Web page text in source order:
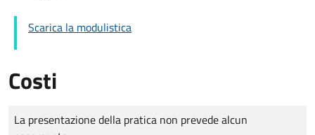
Scarica la modulistica
Costi
Tipo di pagamento
Importo
La presentazione della pratica non prevede alcun